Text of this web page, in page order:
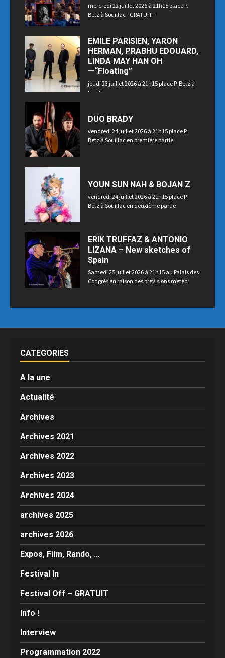
mercredi 22 juillet 2026 à 21h15 place P.
Betz à Souillac - GRATUIT -
EMILE PARISIEN, YARON
HERMAN, PRABHU EDOUARD,
LINDA MAY HAN OH
—“Floating”
jeudi 23 juillet 2026 à 21h15 place P. Betz à
Souillac
DUO BRADY
vendredi 24 juillet 2026 à 21h15 place P.
Betz à Souillac en première partie
YOUN SUN NAH & BOJAN Z
vendredi 24 juillet 2026 à 21h15 place P.
Betz à Souillac en deuxième partie
ERIK TRUFFAZ & ANTONIO
LIZANA – New sketches of
Spain
Samedi 25 juillet 2026 à 21h15 au Palais des
Congrès en raison des prévisions météo
CATEGORIES
A la une
Actualité
Archives
Archives 2021
Archives 2022
Archives 2023
Archives 2024
archives 2025
archives 2026
Expos, Film, Rando, …
Festival In
Festival Off – GRATUIT
Info !
Interview
Programmation 2022